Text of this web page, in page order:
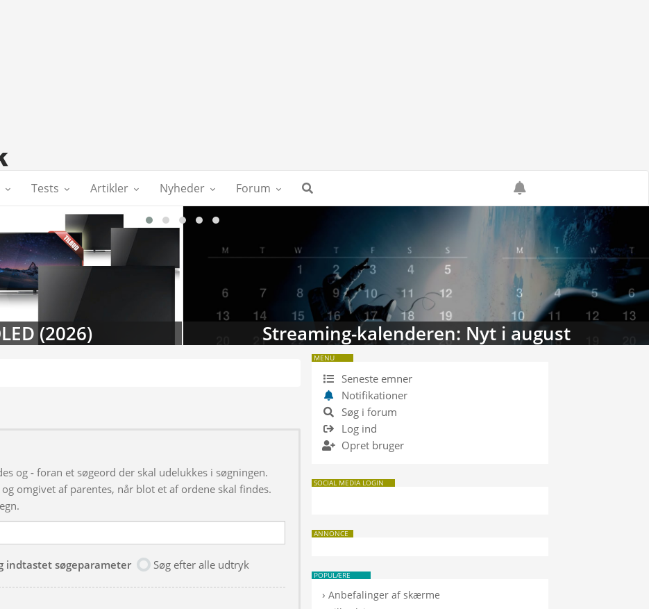
Tests Artikler Nyheder Forum
(2026) Streaming-kalenderen: Nyt i august
og - foran et søgeord der skal udelukkes i søgningen.
og omgivet af parentes, når blot et af ordene skal findes.
indtastet søgeparameter Søg efter alle udtryk
MENU
Seneste emner
Notifikationer
Søg i forum
Log ind
Opret bruger
SOCIAL MEDIA LOGIN
ANNONCE
POPULÆRE
›Anbefalinger af skærme